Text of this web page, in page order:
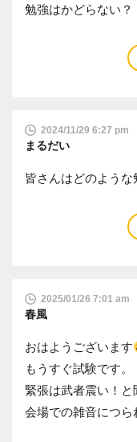
勉強はかどらない？
2024/11/29 6:27 pm
まるだい
皆さんはどのような
2025/01/26 7:01 am
春風
おはようございます
もうすぐ試験です。
緊張は武者震い！と
会場での雑音につら